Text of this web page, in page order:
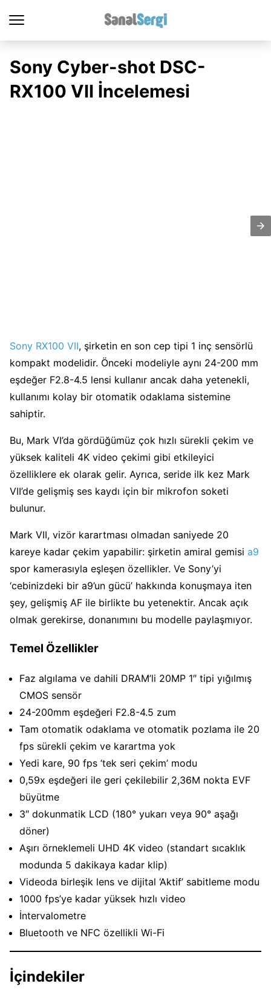
Sony Cyber-shot DSC-
RX100 VII İncelemesi
Sony RX100 VII, şirketin en son cep tipi 1 inç sensörlü
kompakt modelidir. Önceki modeliyle aynı 24-200 mm
eşdeğer F2.8-4.5 lensi kullanır ancak daha yetenekli,
kullanımı kolay bir otomatik odaklama sistemine
sahiptir.
Bu, Mark VI’da gördüğümüz çok hızlı sürekli çekim ve
yüksek kaliteli 4K video çekimi gibi etkileyici
özelliklere ek olarak gelir. Ayrıca, seride ilk kez Mark
VII’de gelişmiş ses kaydı için bir mikrofon soketi
bulunur.
Mark VII, vizör karartması olmadan saniyede 20
kareye kadar çekim yapabilir: şirketin amiral gemisi a9
spor kamerasıyla eşleşen özellikler. Ve Sony’yi
‘cebinizdeki bir a9’un gücü’ hakkında konuşmaya iten
şey, gelişmiş AF ile birlikte bu yetenektir. Ancak açık
olmak gerekirse, donanımını bu modelle paylaşmıyor.
Temel Özellikler
Faz algılama ve dahili DRAM’li 20MP 1″ tipi yığılmış
CMOS sensör
24-200mm eşdeğeri F2.8-4.5 zum
Tam otomatik odaklama ve otomatik pozlama ile 20
fps sürekli çekim ve karartma yok
Yedi kare, 90 fps ‘tek seri çekim’ modu
0,59x eşdeğeri ile geri çekilebilir 2,36M nokta EVF
büyütme
3″ dokunmatik LCD (180° yukarı veya 90° aşağı
döner)
Aşırı örneklemeli UHD 4K video (standart sıcaklık
modunda 5 dakikaya kadar klip)
Videoda birleşik lens ve dijital ‘Aktif’ sabitleme modu
1000 fps’ye kadar yüksek hızlı video
İntervalometre
Bluetooth ve NFC özellikli Wi-Fi
İçindekiler